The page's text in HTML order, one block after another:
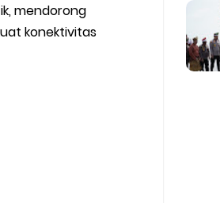
mendorong
konektivitas